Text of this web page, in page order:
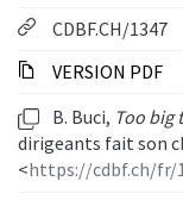
CDBF.CH/1347
VERSION PDF
B. Buci, Too big
dirigeants fait son
<https://cdbf.ch/fr/